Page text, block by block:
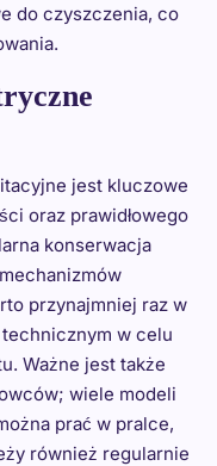
do czyszczenia, co
jest kluczowe
oraz prawidłowego
konserwacja
przynajmniej raz w
w celu
Ważne jest także
wiele modeli
prać w pralce,
również regularnie